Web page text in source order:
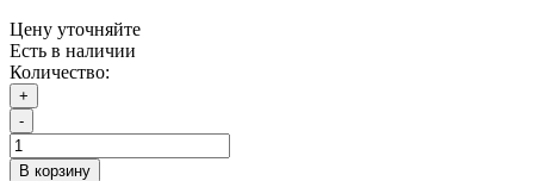
Цену уточняйте
Есть в наличии
Количество:
+
-
В корзину